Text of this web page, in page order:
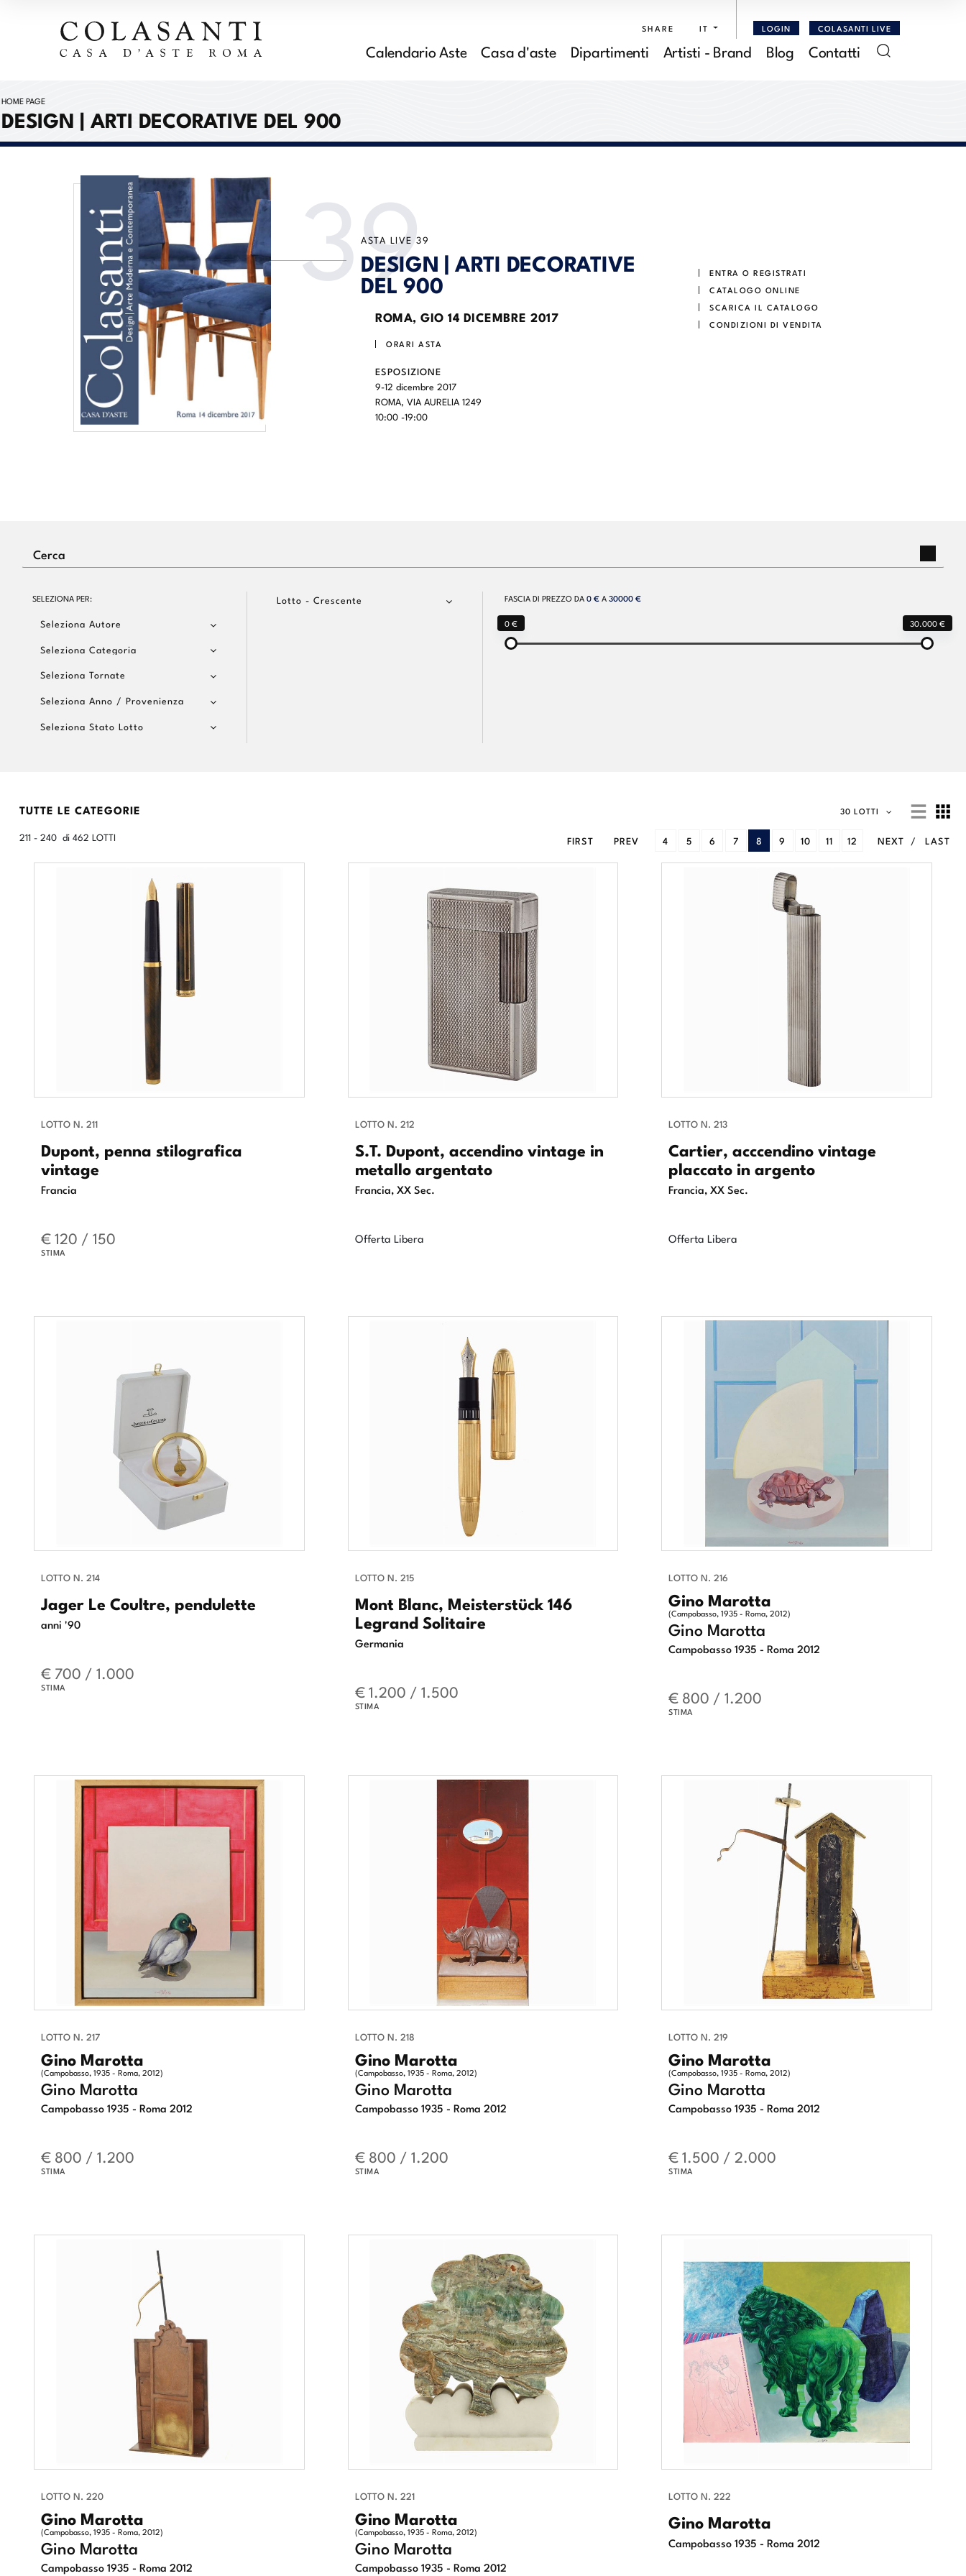
SHARE IT LOGIN COLASANTI LIVE
Calendario Aste Casa d'aste Dipartimenti Artisti - Brand Blog Contatti
HOME PAGE
DESIGN | ARTI DECORATIVE DEL 900
ASTA LIVE39
39DESIGN | ARTI DECORATIVE
DEL 900
ROMA, GIO 14 DICEMBRE 2017
ORARI ASTA
ESPOSIZIONE
9-12 dicembre 2017
ROMA, VIA AURELIA 1249
10:00 -19:00
ENTRA O REGISTRATI
CATALOGO ONLINE
SCARICA IL CATALOGO
CONDIZIONI DI VENDITA
SELEZIONA PER:
Seleziona Autore
Seleziona Categoria
Seleziona Tornate
Seleziona Anno / Provenienza
Seleziona Stato Lotto
FASCIA DI PREZZO DA0 €A30000 €
0 € 30.000 €
Lotto - Crescente
TUTTE LE CATEGORIE 30 LOTTI
211 - 240 di 462 LOTTI FIRST PREV 4 5 6 7 8 9 10 11 12 NEXT LAST
LOTTO N. 211
Dupont, penna stilografica
vintage
Francia
€ 120 / 150
STIMA
LOTTO N. 212
S.T. Dupont, accendino vintage in
metallo argentato
Francia, XX Sec.
Offerta Libera
LOTTO N. 213
Cartier, acccendino vintage
placcato in argento
Francia, XX Sec.
Offerta Libera
LOTTO N. 214
Jager Le Coultre, pendulette
anni '90
€ 700 / 1.000
STIMA
LOTTO N. 215
Mont Blanc, Meisterstück 146
Legrand Solitaire
Germania
€ 1.200 / 1.500
STIMA
LOTTO N. 216
Gino Marotta
(Campobasso, 1935 - Roma, 2012)
Gino Marotta
Campobasso 1935 - Roma 2012
€ 800 / 1.200
STIMA
LOTTO N. 217
Gino Marotta
(Campobasso, 1935 - Roma, 2012)
Gino Marotta
Campobasso 1935 - Roma 2012
€ 800 / 1.200
STIMA
LOTTO N. 218
Gino Marotta
(Campobasso, 1935 - Roma, 2012)
Gino Marotta
Campobasso 1935 - Roma 2012
€ 800 / 1.200
STIMA
LOTTO N. 219
Gino Marotta
(Campobasso, 1935 - Roma, 2012)
Gino Marotta
Campobasso 1935 - Roma 2012
€ 1.500 / 2.000
STIMA
LOTTO N. 220
Gino Marotta
(Campobasso, 1935 - Roma, 2012)
Gino Marotta
Campobasso 1935 - Roma 2012
LOTTO N. 221
Gino Marotta
(Campobasso, 1935 - Roma, 2012)
Gino Marotta
Campobasso 1935 - Roma 2012
LOTTO N. 222
Gino Marotta
Campobasso 1935 - Roma 2012